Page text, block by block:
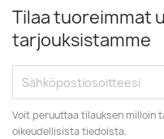
Tilaa tuoreimmat
tarjouksistamme
Voit peruuttaa tilauksen milloin
oikeudellisista tiedoista.